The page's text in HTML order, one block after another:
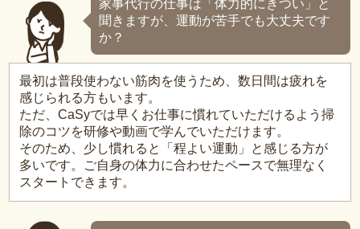
家事代行の仕事は「体力的にきつい」と
聞きますが、運動が苦手でも大丈夫です
か？
最初は普段使わない筋肉を使うため、数日間は疲れを
感じられる方もいます。
ただ、CaSyでは早くお仕事に慣れていただけるよう掃
除のコツを研修や動画で学んでいただけます。
そのため、少し慣れると「程よい運動」と感じる方が
多いです。ご自身の体力に合わせたペースで無理なく
スタートできます。